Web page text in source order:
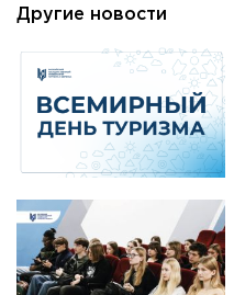
пн-пт: с 10:00 до 17:00;
вс: выходной.
Другие новости